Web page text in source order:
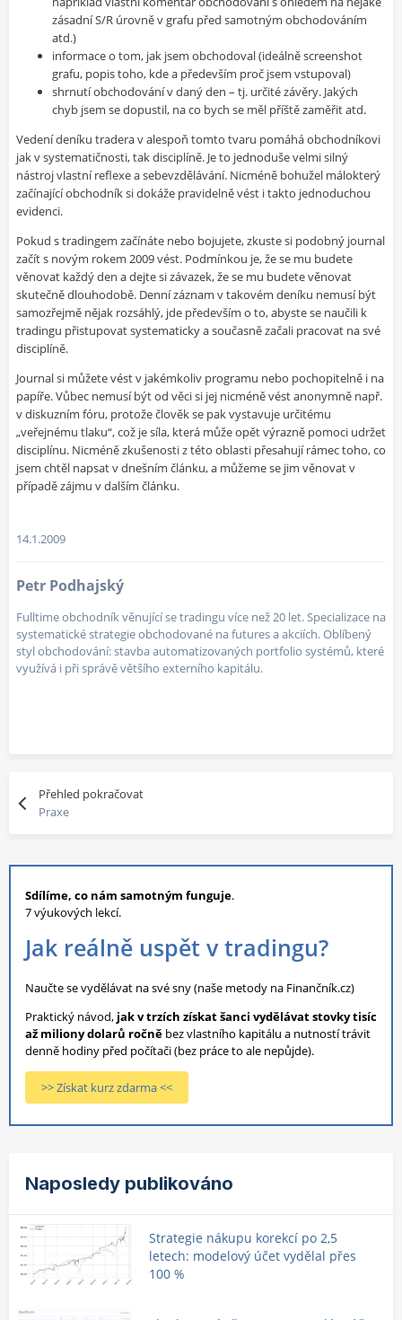
zásadní S/R úrovně v grafu před samotným obchodováním
atd.)
informace o tom, jak jsem obchodoval (ideálně screenshot
grafu, popis toho, kde a především proč jsem vstupoval)
shrnutí obchodování v daný den – tj. určité závěry. Jakých
chyb jsem se dopustil, na co bych se měl příště zaměřit atd.
Vedení deníku tradera v alespoň tomto tvaru pomáhá obchodníkovi
jak v systematičnosti, tak disciplíně. Je to jednoduše velmi silný
nástroj vlastní reflexe a sebevzdělávání. Nicméně bohužel málokterý
začínající obchodník si dokáže pravidelně vést i takto jednoduchou
evidenci.
Pokud s tradingem začínáte nebo bojujete, zkuste si podobný journal
začít s novým rokem 2009 vést. Podmínkou je, že se mu budete
věnovat každý den a dejte si závazek, že se mu budete věnovat
skutečně dlouhodobě. Denní záznam v takovém deníku nemusí být
samozřejmě nějak rozsáhlý, jde především o to, abyste se naučili k
tradingu přistupovat systematicky a současně začali pracovat na své
disciplíně.
Journal si můžete vést v jakémkoliv programu nebo pochopitelně i na
papíře. Vůbec nemusí být od věci si jej nicméně vést anonymně např.
v diskuzním fóru, protože člověk se pak vystavuje určitému
„veřejnému tlaku“, což je síla, která může opět výrazně pomoci udržet
disciplínu. Nicméně zkušenosti z této oblasti přesahují rámec toho, co
jsem chtěl napsat v dnešním článku, a můžeme se jim věnovat v
případě zájmu v dalším článku.
14.1.2009
Petr Podhajský
Fulltime obchodník věnující se tradingu více než 20 let. Specializace na
systematické strategie obchodované na futures a akciích. Oblíbený
styl obchodování: stavba automatizovaných portfolio systémů, které
využívá i při správě většího externího kapitálu.
Přehled pokračovat
Praxe
Sdílíme, co nám samotným funguje.
7 výukových lekcí.
Jak reálně uspět v tradingu?
Naučte se vydělávat na své sny (naše metody na Finančník.cz)
Praktický návod, jak v trzích získat šanci vydělávat stovky tisíc
až miliony dolarů ročně bez vlastního kapitálu a nutností trávit
denně hodiny před počítači (bez práce to ale nepůjde).
>> Získat kurz zdarma <<
Naposledy publikováno
Strategie nákupu korekcí po 2,5
letech: modelový účet vydělal přes
100 %